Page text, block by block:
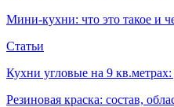
Мини-кухни: что это такое и
Статьи
Кухни угловые на 9
Резиновая краска: состав,